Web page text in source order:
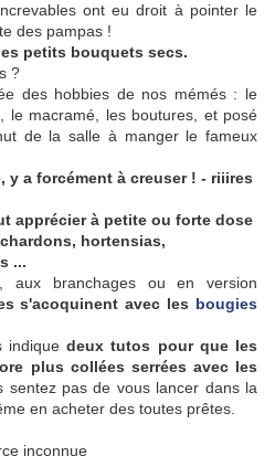
ont eu droit à pointer le
des pampas !
petits bouquets secs.
?
des hobbies de nos mémés : le
le macramé, les boutures, et posé
de la salle à manger le fameux
y a forcément à creuser ! - riiires
apprécier à petite ou forte dose
hortensias,
...
aux branchages ou en version
s'acoquinent avec les bougies
indiquedeux tutos pour que les
plus collées serrées avec les
sentez pas de vous lancer dans la
en acheter des toutes prêtes.
inconnue